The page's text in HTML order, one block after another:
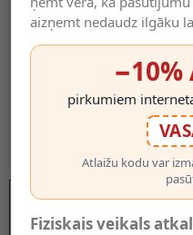
aizņemt nedaudz ilgāku
−10%
pirkumiem
Atlaižu kodu var
Fiziskais veikals